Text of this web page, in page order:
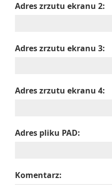
Adres zrzutu ekranu 2:
Adres zrzutu ekranu 3:
Adres zrzutu ekranu 4:
Adres pliku PAD:
Komentarz: